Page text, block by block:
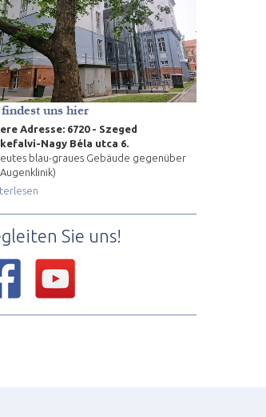
uns hier
Adresse: 6720 - Szeged
Nagy Béla utca 6.
blau-graues Gebäude gegenüber
Sie uns!